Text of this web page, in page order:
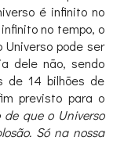
é infinito no
no tempo, o
pode ser
dele não, sendo
de 14 bilhões de
previsto para o
que o Universo
Só na nossa